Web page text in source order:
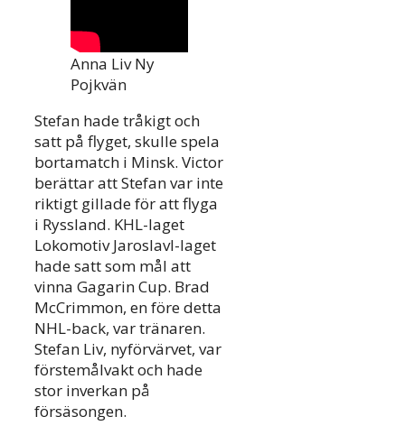
Anna Liv Ny
Pojkvän
Stefan hade tråkigt och
satt på flyget, skulle spela
bortamatch i Minsk. Victor
berättar att Stefan var inte
riktigt gillade för att flyga
i Ryssland. KHL-laget
Lokomotiv Jaroslavl-laget
hade satt som mål att
vinna Gagarin Cup. Brad
McCrimmon, en före detta
NHL-back, var tränaren.
Stefan Liv, nyförvärvet, var
förstemålvakt och hade
stor inverkan på
försäsongen.